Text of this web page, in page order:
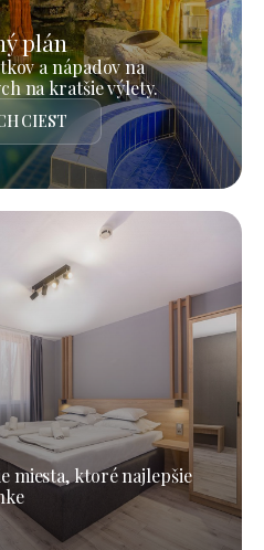
plán
a nápadov na
na kratšie výlety.
CIEST
miesta, ktoré najlepšie